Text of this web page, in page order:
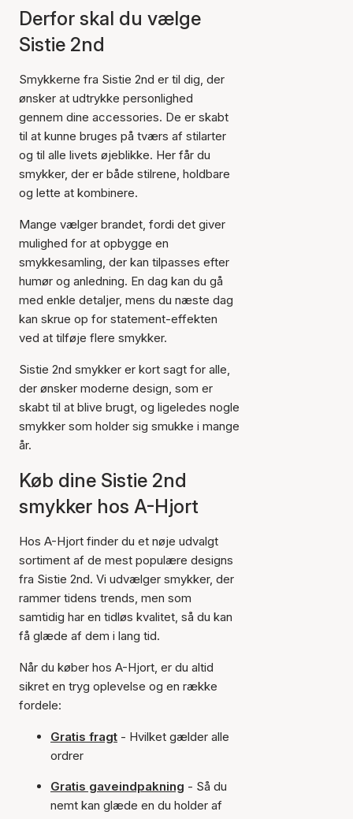
Derfor skal du vælge
Sistie 2nd
Smykkerne fra Sistie 2nd er til dig, der
ønsker at udtrykke personlighed
gennem dine accessories. De er skabt
til at kunne bruges på tværs af stilarter
og til alle livets øjeblikke. Her får du
smykker, der er både stilrene, holdbare
og lette at kombinere.
Mange vælger brandet, fordi det giver
mulighed for at opbygge en
smykkesamling, der kan tilpasses efter
humør og anledning. En dag kan du gå
med enkle detaljer, mens du næste dag
kan skrue op for statement-effekten
ved at tilføje flere smykker.
Sistie 2nd smykker er kort sagt for alle,
der ønsker moderne design, som er
skabt til at blive brugt, og ligeledes nogle
smykker som holder sig smukke i mange
år.
Køb dine Sistie 2nd
smykker hos A-Hjort
Hos A-Hjort finder du et nøje udvalgt
sortiment af de mest populære designs
fra Sistie 2nd. Vi udvælger smykker, der
rammer tidens trends, men som
samtidig har en tidløs kvalitet, så du kan
få glæde af dem i lang tid.
Når du køber hos A-Hjort, er du altid
sikret en tryg oplevelse og en række
fordele:
Gratis fragt - Hvilket gælder alle
ordrer
Gratis gaveindpakning - Så du
nemt kan glæde en du holder af